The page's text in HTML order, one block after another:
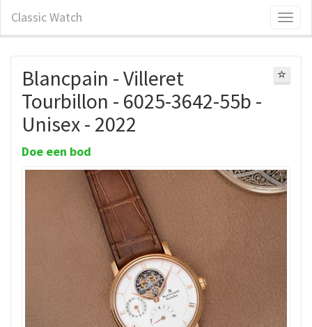
Classic Watch
Blancpain - Villeret
Tourbillon - 6025-3642-55b -
Unisex - 2022
Doe een bod